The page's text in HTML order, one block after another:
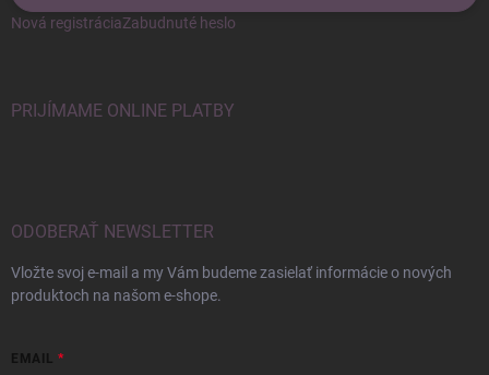
Nová registráciaZabudnuté heslo
PRIJÍMAME ONLINE PLATBY
ODOBERAŤ NEWSLETTER
Vložte svoj e-mail a my Vám budeme zasielať informácie o nových
produktoch na našom e-shope.
EMAIL